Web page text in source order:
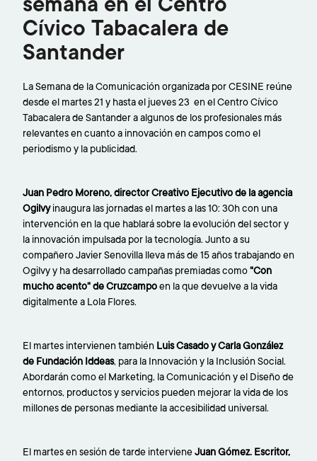
Cívico Tabacalera de
Santander
La Semana de la Comunicación organizada por CESINE reúne
desde el martes 21 y hasta el jueves 23 en el Centro Cívico
Tabacalera de Santander a algunos de los profesionales más
relevantes en cuanto a innovación en campos como el
periodismo y la publicidad.
Juan Pedro Moreno, director Creativo Ejecutivo de la agencia
Ogilvyinaugura las jornadas el martes a las 10: 30h con una
intervención en la que hablará sobre la evolución del sector y
la innovación impulsada por la tecnología. Junto a su
compañero Javier Senovilla lleva más de 15 años trabajando en
Ogilvy y ha desarrollado campañas premiadas como"Con
mucho acento" de Cruzcampoen la que devuelve a la vida
digitalmente a Lola Flores.
El martes intervienen también Luis Casado y Carla González
de Fundación Iddeas, para la Innovación y la Inclusión Social.
Abordarán como el Marketing, la Comunicación y el Diseño de
entornos, productos y servicios pueden mejorar la vida de los
millones de personas mediante la accesibilidad universal.
El martes en sesión de tarde intervieneJuan Gómez. Escritor,